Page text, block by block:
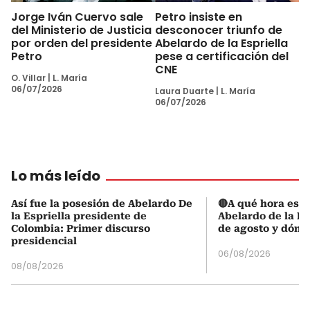
Jorge Iván Cuervo sale
del Ministerio de Justicia
por orden del presidente
Petro
O. Villar
L. María
06/07/2026
Petro insiste en
desconocer triunfo de
Abelardo de la Espriella
pese a certificación del
CNE
Laura Duarte
L. María
06/07/2026
Lo más leído
Así fue la posesión de Abelardo De
la Espriella presidente de
Colombia: Primer discurso
presidencial
08/08/2026
🔴A qué hora es
Abelardo de la
de agosto y
06/08/2026